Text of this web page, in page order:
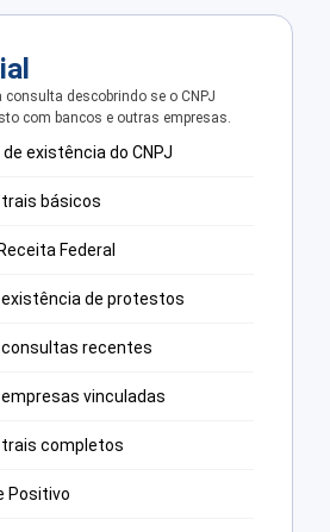
consulta descobrindo se o CNPJ
com bancos e outras empresas.
existência do CNPJ
básicos
Federal
existência de protestos
consultas recentes
empresas vinculadas
completos
Positivo